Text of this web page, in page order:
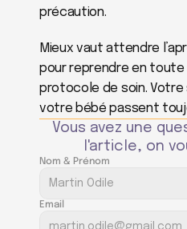
précaution.
Mieux vaut attendre
pour reprendre en
protocole de soin.
votre bébé passent
Vous avez une
l'article, on
Nom & Prénom
Email